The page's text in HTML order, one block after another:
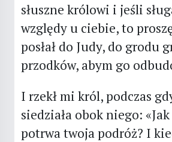
słuszne królowi i jeśli
względy u ciebie, to
posłał do Judy, do grodu
przodków, abym go
I rzekł mi król, podczas
siedziała obok niego:
potrwa twoja podróż? I